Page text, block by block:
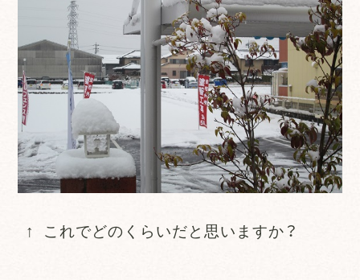
↑ これでどのくらいだと思いますか？